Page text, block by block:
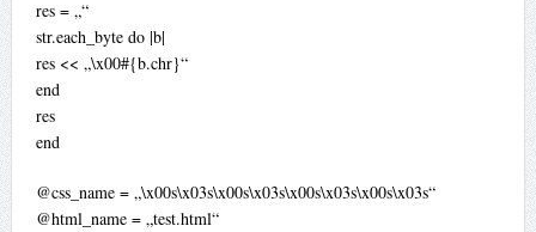
res = „“
str.each_byte do |b|
res << „\x00#{b.chr}“
end
res
end
@css_name = „\x00s\x03s\x00s\x03s\x00s\x03s\x00s\x03s“
@html_name = „test.html“